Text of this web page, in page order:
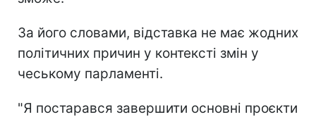
За його словами, відставка не має жодних
політичних причин у контексті змін у
чеському парламенті.
"Я постарався завершити основні проєкти